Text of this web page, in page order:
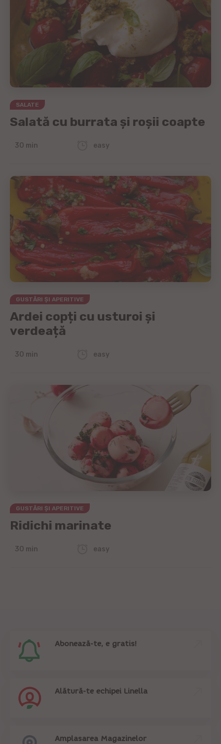
SALATE
Salată cu burrata și roșii coapte
30 min easy
GUSTĂRI ȘI APERITIVE
Ardei copți cu usturoi și
verdeață
30 min easy
GUSTĂRI ȘI APERITIVE
Ridichi marinate
30 min easy
Abonează-te, e gratis!
Alătură-te echipei Linella
Amplasarea Magazinelor